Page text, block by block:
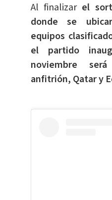
Al finalizar el
donde se
equipos
el partido
noviembre
anfitrión, Qatar y